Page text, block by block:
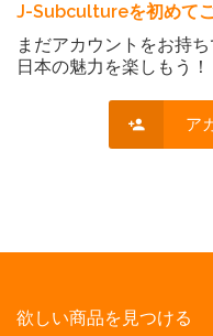
J-Subcultureを初めて
まだアカウントをお持
日本の魅力を楽しもう！
ア
欲しい商品を見つける